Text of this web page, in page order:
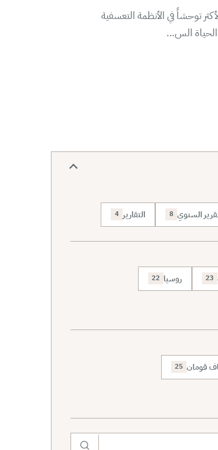
توحشاً في الأنظمة التعسفية
الحياة الس…
السنوي 8 التقارير 4
23 روسيا 22
قومان 25